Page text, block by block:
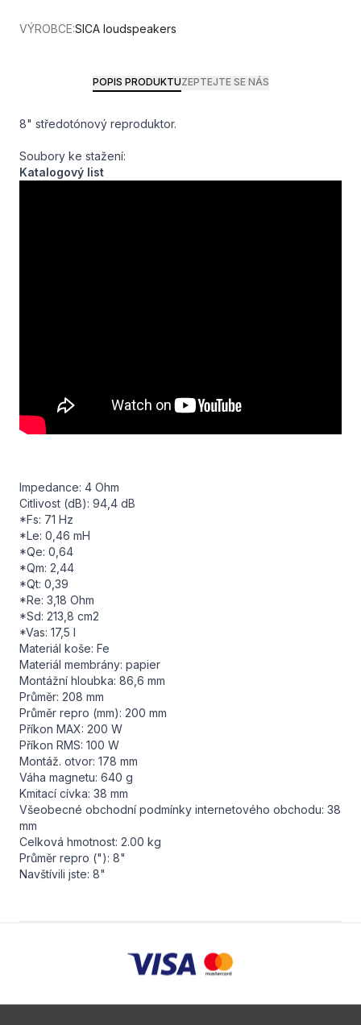
VÝROBCE:SICA loudspeakers
POPIS PRODUKTUZEPTEJTE SE NÁS
8" středotónový reproduktor.
Soubory ke stažení:
Katalogový list
Impedance: 4 Ohm
Citlivost (dB): 94,4 dB
*Fs: 71 Hz
*Le: 0,46 mH
*Qe: 0,64
*Qm: 2,44
*Qt: 0,39
*Re: 3,18 Ohm
*Sd: 213,8 cm2
*Vas: 17,5 l
Materiál koše: Fe
Materiál membrány: papier
Montážní hloubka: 86,6 mm
Průměr: 208 mm
Průměr repro (mm): 200 mm
Příkon MAX: 200 W
Příkon RMS: 100 W
Montáž. otvor: 178 mm
Váha magnetu: 640 g
Kmitací cívka: 38 mm
Všeobecné obchodní podmínky internetového obchodu: 38
mm
Celková hmotnost: 2.00 kg
Průměr repro ("): 8"
Navštívili jste: 8"